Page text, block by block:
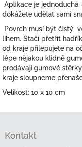
Aplikace je jednoduchá
dokážete udělat sami
Povrch musí být čistý
lihem. Stačí přetřít
od kraje přilepujete na
lépe nějakou klidně
prodávají gumové
kraje sloupneme
Velikost: 10 x 10 cm
Kontakt